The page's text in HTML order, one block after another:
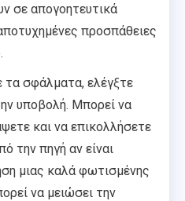
σε απογοητευτικά
προσπάθειες
τα σφάλματα, ελέγξτε
υποβολή. Μπορεί να
και να επικολλήσετε
την πηγή αν είναι
μιας καλά φωτισμένης
να μειώσει την